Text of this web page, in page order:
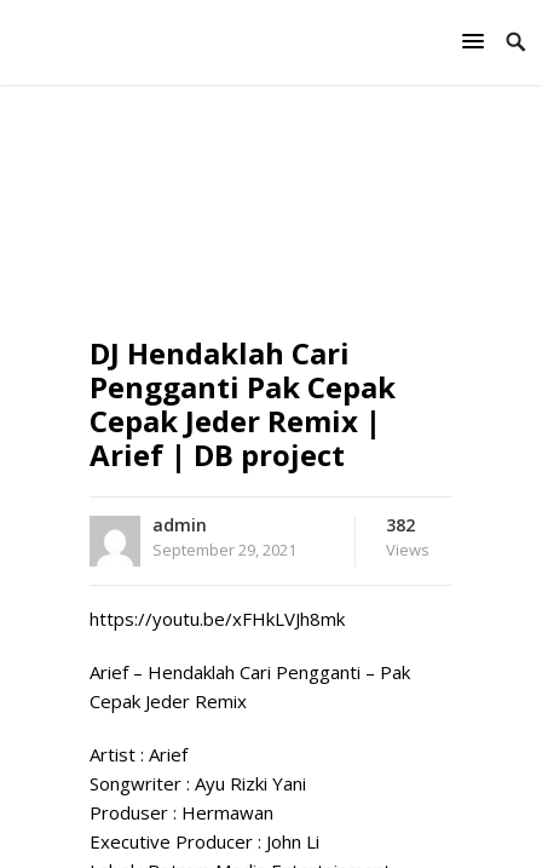
DJ Hendaklah Cari
Pengganti Pak Cepak
Cepak Jeder Remix |
Arief | DB project
admin
September 29, 2021
382
Views
https://youtu.be/xFHkLVJh8mk
Arief – Hendaklah Cari Pengganti – Pak
Cepak Jeder Remix
Artist : Arief
Songwriter : Ayu Rizki Yani
Produser : Hermawan
Executive Producer : John Li